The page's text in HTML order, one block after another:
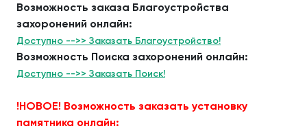
Возможность заказа Благоустройства
захоронений онлайн:
Доступно -->> Заказать Благоустройство!
Возможность Поиска захоронений онлайн:
Доступно -->> Заказать Поиск!
!НОВОЕ! Возможность заказать установку
памятника онлайн: